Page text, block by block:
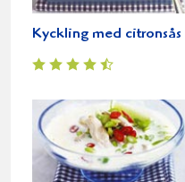
Kyckling med citronsås